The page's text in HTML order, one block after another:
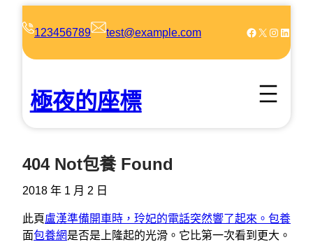
123456789 test@example.com Facebook X Instagram LinkedIn
極夜的座標
404 Not包養 Found
2018 年 1 月 2 日
此頁盧漢準備開車時，玲妃的電話突然響了起來。包養
面包養網是否是上隆起的光滑。它比第一次看到更大。